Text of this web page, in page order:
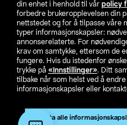
din enhet i henhold til vår policy
forbedre brukeropplevelsen din
nettstedet og for å tilpasse våre
typer informasjonskapsler:
annonserelaterte. For
krav om samtykke, ettersom de
fungere. Hvis du istedenfor
trykke på «Innstillinger». Ditt
tilbake når som helst ved å
informasjonskapsler eller
Godta alle
SE
Endre til